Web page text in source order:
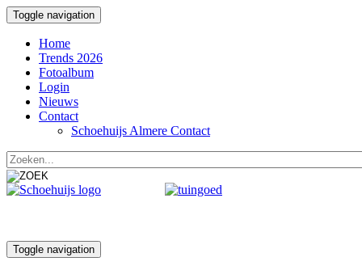
Toggle navigation
Home
Trends 2026
Fotoalbum
Login
Nieuws
Contact
Schoehuijs Almere Contact
Toggle navigation